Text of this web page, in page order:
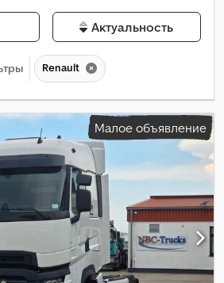
Актуальность
Renault
Малое объявление